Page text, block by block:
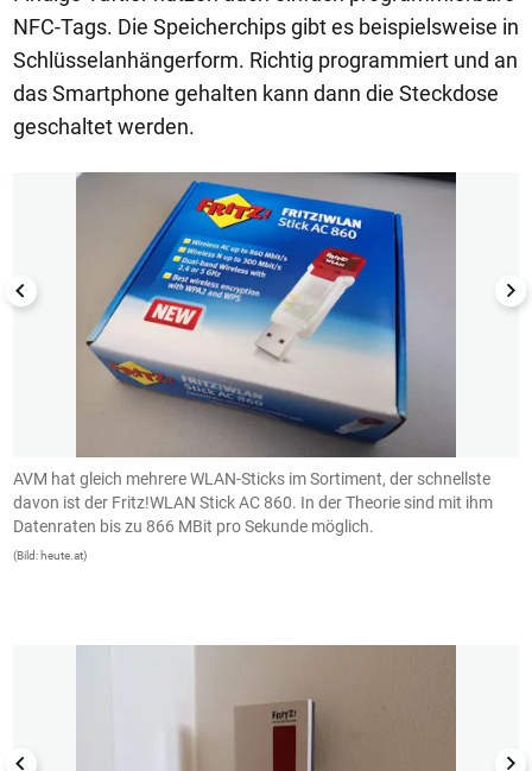
NFC-Tags. Die Speicherchips gibt es beispielsweise in
Schlüsselanhängerform. Richtig programmiert und an
das Smartphone gehalten kann dann die Steckdose
geschaltet werden.
1/4
AVM hat gleich mehrere WLAN-Sticks im Sortiment, der schnellste
davon ist der Fritz!WLAN Stick AC 860. In der Theorie sind mit ihm
Datenraten bis zu 866 MBit pro Sekunde möglich.
(Bild: heute.at)